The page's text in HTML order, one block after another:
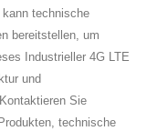
technische
bereitstellen, um
Industrieller 4G LTE
und
Sie
technische